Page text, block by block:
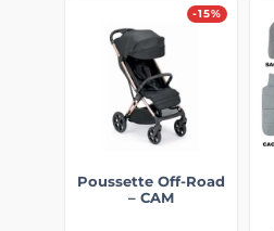
-15%
Poussette Off-Road
– CAM